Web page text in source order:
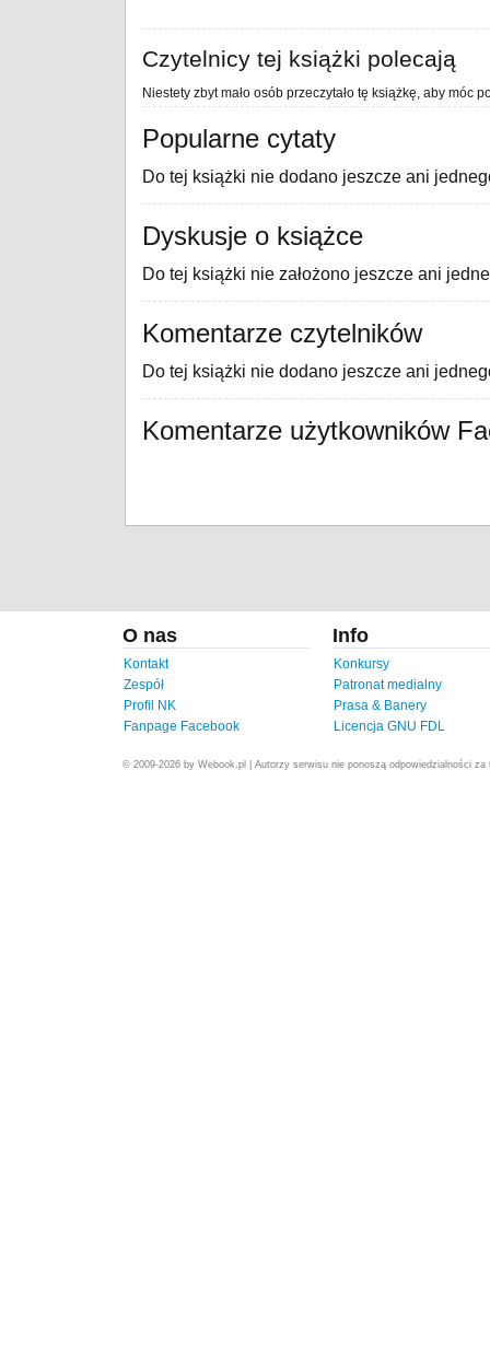
Czytelnicy tej książki polecają
Niestety zbyt mało osób przeczytało tę książkę, aby móc
Popularne cytaty
Do tej książki nie dodano jeszcze ani
Dyskusje o książce
Do tej książki nie założono jeszcze ani
Komentarze czytelników
Do tej książki nie dodano jeszcze ani
Komentarze użytkowników
O nas
Kontakt
Zespół
Profil NK
Fanpage Facebook
Info
Konkursy
Patronat medialny
Prasa & Banery
Licencja GNU FDL
© 2009-2026 by Webook.pl | Autorzy serwisu nie ponoszą odpowiedzialności